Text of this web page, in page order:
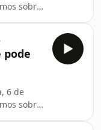
sobre
e
pode
6 de
sobre